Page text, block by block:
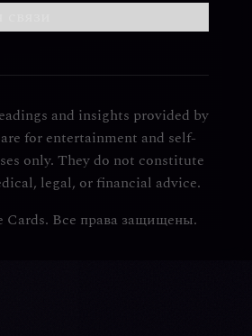
and insights provided by
for entertainment and self-
only. They do not constitute
legal, or financial advice.
Cards. Все права защищены.